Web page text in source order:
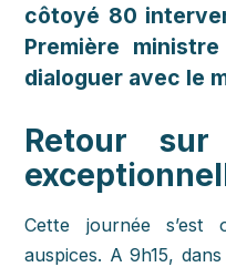
côtoyé 80
Première
dialoguer avec le
Retour
Cette journée s’est
auspices. A 9h15,